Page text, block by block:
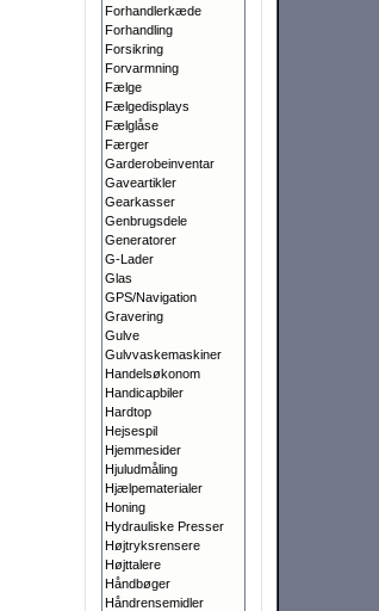
Forhandlerkæde
Forhandling
Forsikring
Forvarmning
Fælge
Fælgedisplays
Fælglåse
Færger
Garderobeinventar
Gaveartikler
Gearkasser
Genbrugsdele
Generatorer
G-Lader
Glas
GPS/Navigation
Gravering
Gulve
Gulvvaskemaskiner
Handelsøkonom
Handicapbiler
Hardtop
Hejsespil
Hjemmesider
Hjuludmåling
Hjælpematerialer
Honing
Hydrauliske Presser
Højtryksrensere
Højttalere
Håndbøger
Håndrensemidler